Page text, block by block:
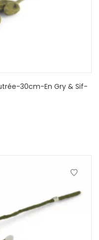
30cm-En Gry & Sif-